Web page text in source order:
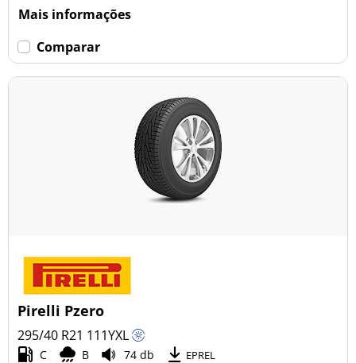
Mais informações
Comparar
Pirelli Pzero
295/40 R21 111YXL
C B 74 db EPREL